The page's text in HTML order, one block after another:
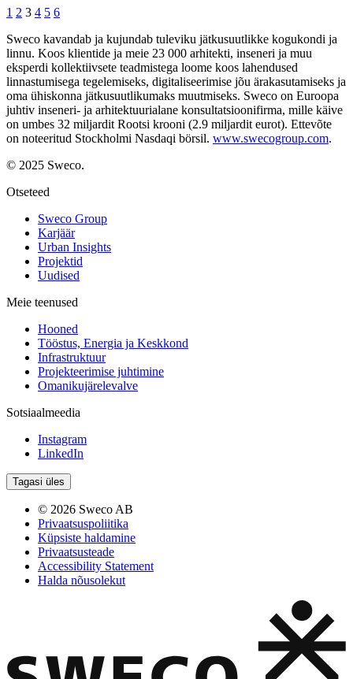
1 2 3 4 5 6
Sweco kavandab ja kujundab tuleviku jätkusuutlikke kogukondi ja
linnu. Koos klientide ja meie 23 000 arhitekti, inseneri ja muu
eksperdi kollektiivsete teadmistega loome koos lahendused
linnastumisega tegelemiseks, digitaliseerimise jõu ärakasutamiseks ja
oma ühiskonna jätkusuutlikumaks muutmiseks. Sweco on Euroopa
juhtiv inseneri- ja arhitektuurialane konsultatsioonifirma, mille käive
on umbes 32 miljardit Rootsi krooni (2.9 miljardit eurot). Ettevõte
on noteeritud Stockholmi Nasdaqi börsil. www.swecogroup.com.
© 2025 Sweco.
Otseteed
Sweco Group
Karjäär
Urban Insights
Projektid
Uudised
Meie teenused
Hooned
Tööstus, Energia ja Keskkond
Infrastruktuur
Projekteerimise juhtimine
Omanikujärelevalve
Sotsiaalmeedia
Instagram
LinkedIn
Tagasi üles
© 2026 Sweco AB
Privaatsuspoliitika
Küpsiste haldamine
Privaatsusteade
Accessibility Statement
Halda nõusolekut